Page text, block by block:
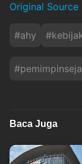
Original Source
#ahy #
#
Baca Juga